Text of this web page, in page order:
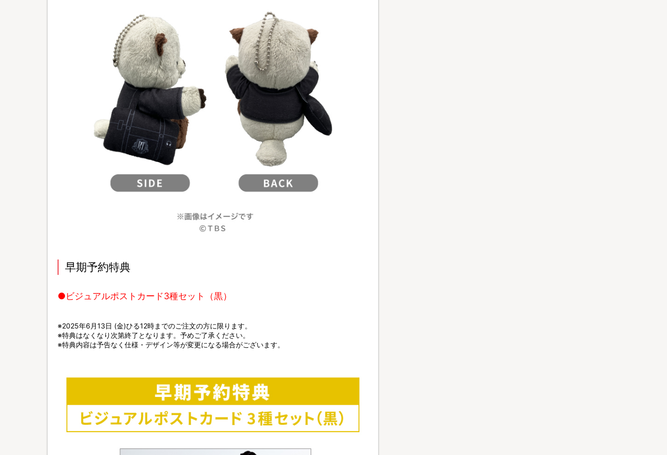
早期予約特典
●ビジュアルポストカード3種セット（黒）
※2025年6月13日 (金)ひる12時までのご注文の方に限ります。
※特典はなくなり次第終了となります。予めご了承ください。
※特典内容は予告なく仕様・デザイン等が変更になる場合がございます。